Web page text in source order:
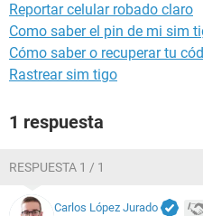
Reportar celular robado claro
Como saber el pin de mi sim
Cómo saber o recuperar tu
Rastrear sim tigo
1 respuesta
RESPUESTA 1 / 1
Carlos López Jurado